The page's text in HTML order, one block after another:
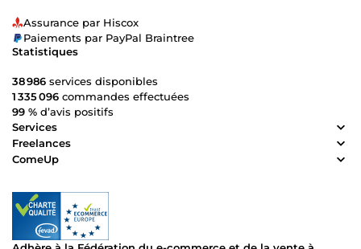
Assurance par Hiscox
Paiements par PayPal Braintree
Statistiques
38 986 services disponibles
1 335 096 commandes effectuées
99 % d’avis positifs
Services
Freelances
ComeUp